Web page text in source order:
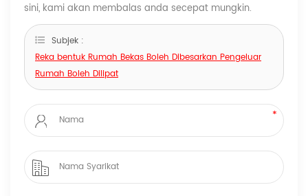
sini, kami akan membalas anda secepat mungkin.
Subjek :
Reka bentuk Rumah Bekas Boleh Dibesarkan Pengeluar
Rumah Boleh Dilipat